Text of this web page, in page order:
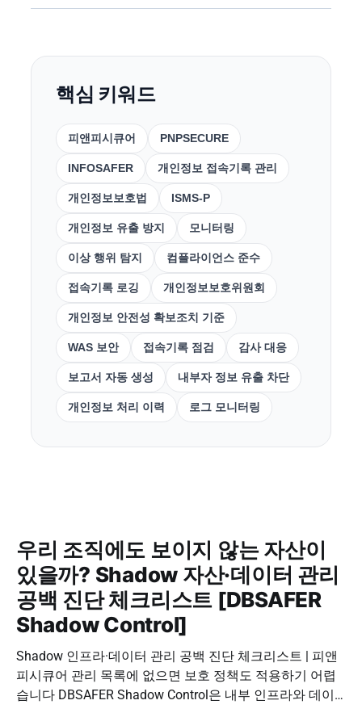
핵심 키워드
피앤피시큐어 PNPSECURE
INFOSAFER 개인정보 접속기록 관리
개인정보보호법 ISMS-P
개인정보 유출 방지 모니터링
이상 행위 탐지 컴플라이언스 준수
접속기록 로깅 개인정보보호위원회
개인정보 안전성 확보조치 기준
WAS 보안 접속기록 점검 감사 대응
보고서 자동 생성 내부자 정보 유출 차단
개인정보 처리 이력 로그 모니터링
우리 조직에도 보이지 않는 자산이
있을까? Shadow 자산·데이터 관리
공백 진단 체크리스트 [DBSAFER
Shadow Control]
Shadow 인프라·데이터 관리 공백 진단 체크리스트 | 피앤
피시큐어 관리 목록에 없으면 보호 정책도 적용하기 어렵
습니다 DBSAFER Shadow Control은 내부 인프라와 데이